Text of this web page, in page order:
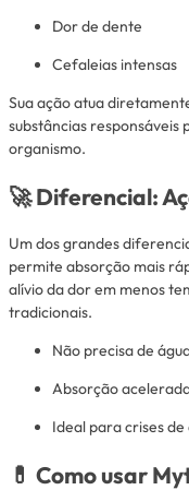
Dor de dente
Cefaleias intensas
Sua ação atua
substâncias responsáveis
organismo.
🚀 Diferencial:
Um dos grandes
permite absorção mais
alívio da dor em menos
tradicionais.
Não precisa de
Absorção
Ideal para crises
💊 Como usar